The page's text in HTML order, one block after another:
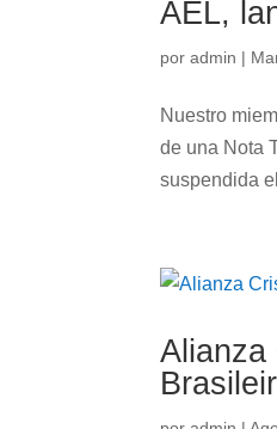
AEL,
poradmin |
Nuestro
de una Nota
suspendida
Alianza